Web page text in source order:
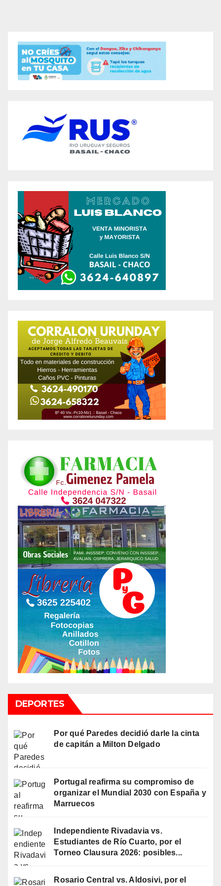
DEPORTES
Por qué Paredes decidió darle la cinta
de capitán a Milton Delgado
Portugal reafirma su compromiso de
organizar el Mundial 2030 con España y
Marruecos
Independiente Rivadavia vs.
Estudiantes de Río Cuarto, por el
Torneo Clausura 2026: posibles...
Rosario Central vs. Aldosivi, por el